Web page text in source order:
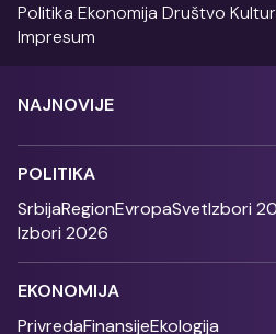
Politika Ekonomija Društvo
Impresum
NAJNOVIJE
POLITIKA
SrbijaRegionEvropaSvetIzbori
Izbori 2026
EKONOMIJA
PrivredaFinansijeEkologija